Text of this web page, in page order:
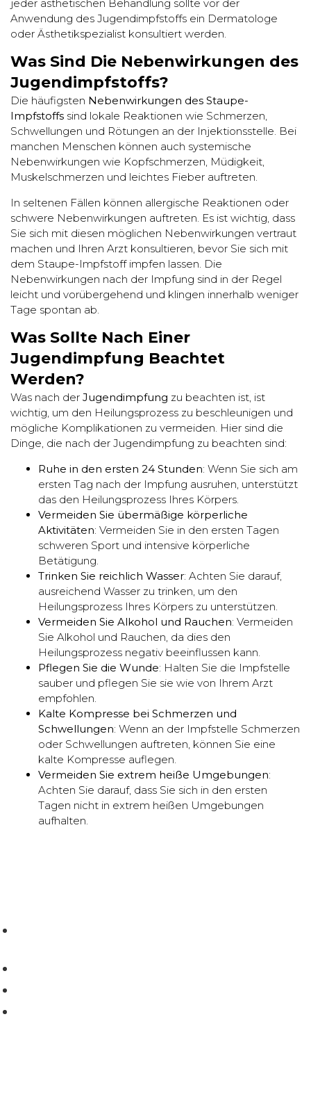
jeder ästhetischen Behandlung sollte vor der
Anwendung des Jugendimpfstoffs ein Dermatologe
oder Ästhetikspezialist konsultiert werden.
Was Sind Die Nebenwirkungen des
Jugendimpfstoffs?
Die häufigsten Nebenwirkungen des Staupe-
Impfstoffs sind lokale Reaktionen wie Schmerzen,
Schwellungen und Rötungen an der Injektionsstelle. Bei
manchen Menschen können auch systemische
Nebenwirkungen wie Kopfschmerzen, Müdigkeit,
Muskelschmerzen und leichtes Fieber auftreten.
In seltenen Fällen können allergische Reaktionen oder
schwere Nebenwirkungen auftreten. Es ist wichtig, dass
Sie sich mit diesen möglichen Nebenwirkungen vertraut
machen und Ihren Arzt konsultieren, bevor Sie sich mit
dem Staupe-Impfstoff impfen lassen. Die
Nebenwirkungen nach der Impfung sind in der Regel
leicht und vorübergehend und klingen innerhalb weniger
Tage spontan ab.
Was Sollte Nach Einer
Jugendimpfung Beachtet
Werden?
Was nach der Jugendimpfung zu beachten ist, ist
wichtig, um den Heilungsprozess zu beschleunigen und
mögliche Komplikationen zu vermeiden. Hier sind die
Dinge, die nach der Jugendimpfung zu beachten sind:
Ruhe in den ersten 24 Stunden: Wenn Sie sich am
ersten Tag nach der Impfung ausruhen, unterstützt
das den Heilungsprozess Ihres Körpers.
Vermeiden Sie übermäßige körperliche
Aktivitäten: Vermeiden Sie in den ersten Tagen
schweren Sport und intensive körperliche
Betätigung.
Trinken Sie reichlich Wasser: Achten Sie darauf,
ausreichend Wasser zu trinken, um den
Heilungsprozess Ihres Körpers zu unterstützen.
Vermeiden Sie Alkohol und Rauchen: Vermeiden
Sie Alkohol und Rauchen, da dies den
Heilungsprozess negativ beeinflussen kann.
Pflegen Sie die Wunde: Halten Sie die Impfstelle
sauber und pflegen Sie sie wie von Ihrem Arzt
empfohlen.
Kalte Kompresse bei Schmerzen und
Schwellungen: Wenn an der Impfstelle Schmerzen
oder Schwellungen auftreten, können Sie eine
kalte Kompresse auflegen.
Vermeiden Sie extrem heiße Umgebungen:
Achten Sie darauf, dass Sie sich in den ersten
Tagen nicht in extrem heißen Umgebungen
aufhalten.